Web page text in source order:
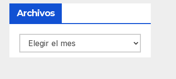
Archivos
Archivos